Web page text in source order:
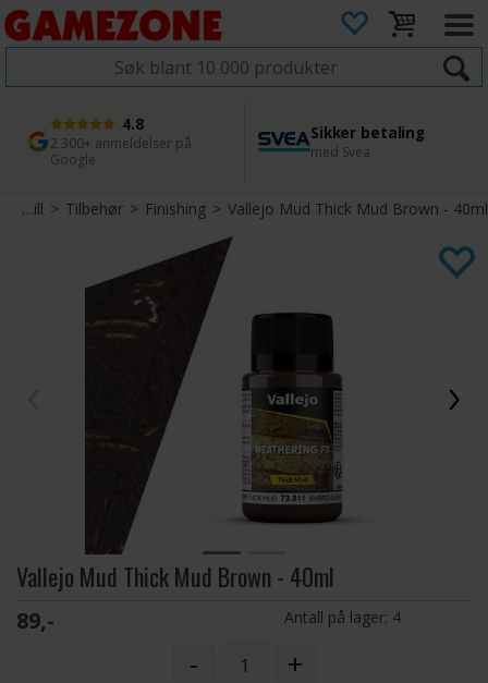
4.8
2 300+ anmeldelser på
Google
Sikker betaling
med Svea
1 dags levering
Bestill innen kl. 12
45 dager returfrist
Enkel retur
Miniatyrspill >Tilbehør> Finishing>Vallejo Mud Thick Mud Brown - 40ml
Vallejo Mud Thick Mud Brown - 40ml
89,- Antall på lager: 4
- +